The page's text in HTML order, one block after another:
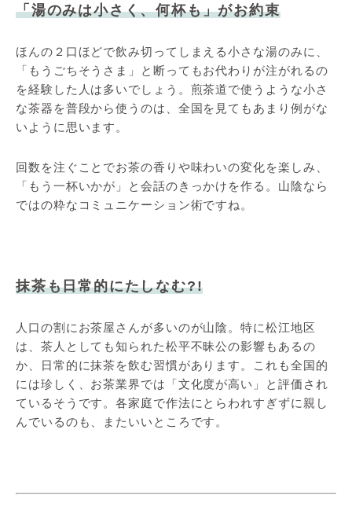
「湯のみは小さく、何杯も」がお約束
ほんの２口ほどで飲み切ってしまえる小さな湯のみに、
「もうごちそうさま」と断ってもお代わりが注がれるの
を経験した人は多いでしょう。煎茶道で使うような小さ
な茶器を普段から使うのは、全国を見てもあまり例がな
いように思います。
回数を注ぐことでお茶の香りや味わいの変化を楽しみ、
「もう一杯いかが」と会話のきっかけを作る。山陰なら
ではの粋なコミュニケーション術ですね。
抹茶も日常的にたしなむ?!
人口の割にお茶屋さんが多いのが山陰。特に松江地区
は、茶人としても知られた松平不昧公の影響もあるの
か、日常的に抹茶を飲む習慣があります。これも全国的
には珍しく、お茶業界では「文化度が高い」と評価され
ているそうです。各家庭で作法にとらわれすぎずに親し
んでいるのも、またいいところです。